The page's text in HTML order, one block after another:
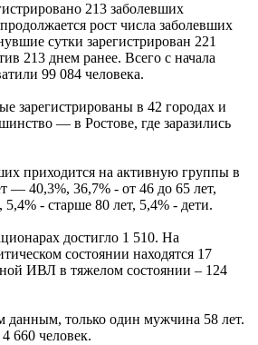
213 заболевших
рост числа заболевших
сутки зарегистрирован 221
213 днем ранее. Всего с начала
99 084 человека.
зарегистрированы в 42 городах и
— в Ростове, где заразились
приходится на активную группы в
— 40,3%, 36,7% - от 46 до 65 лет,
5,4% - старше 80 лет, 5,4% - дети.
достигло 1 510. На
состоянии находятся 17
ИВЛ в тяжелом состоянии – 124
только один мужчина 58 лет.
660 человек.